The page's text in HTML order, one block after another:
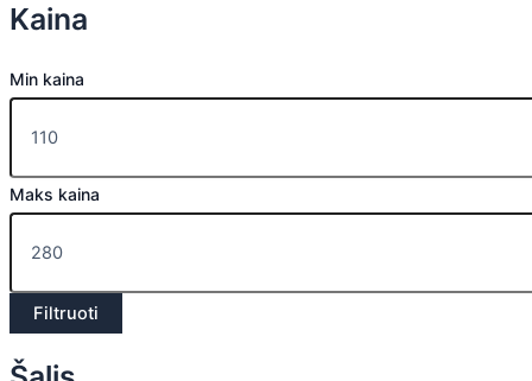
Kaina
Min kaina
Maks kaina
Filtruoti